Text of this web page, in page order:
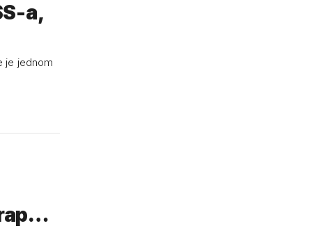
a,
je jednom